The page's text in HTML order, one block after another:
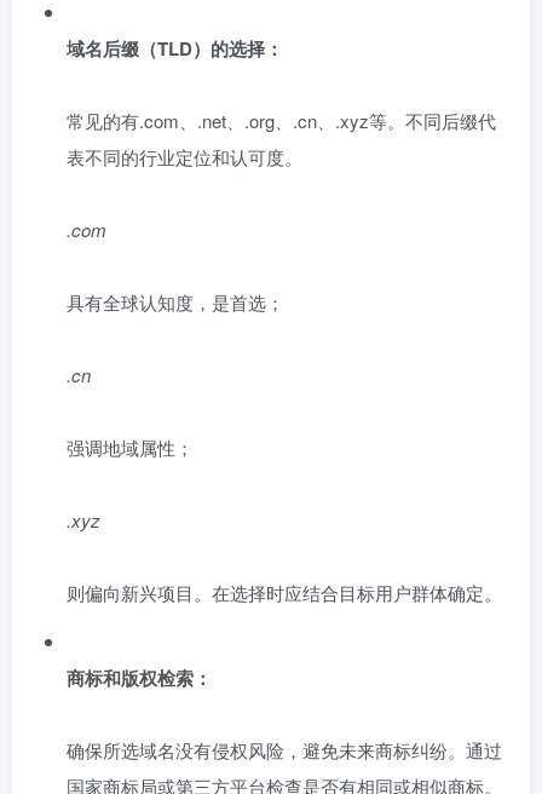
域名后缀（TLD）的选择：
常见的有.com、.net、.org、.cn、.xyz等。不同后缀代
表不同的行业定位和认可度。
.com
具有全球认知度，是首选；
.cn
强调地域属性；
.xyz
则偏向新兴项目。在选择时应结合目标用户群体确定。
商标和版权检索：
确保所选域名没有侵权风险，避免未来商标纠纷。通过
国家商标局或第三方平台检查是否有相同或相似商标。